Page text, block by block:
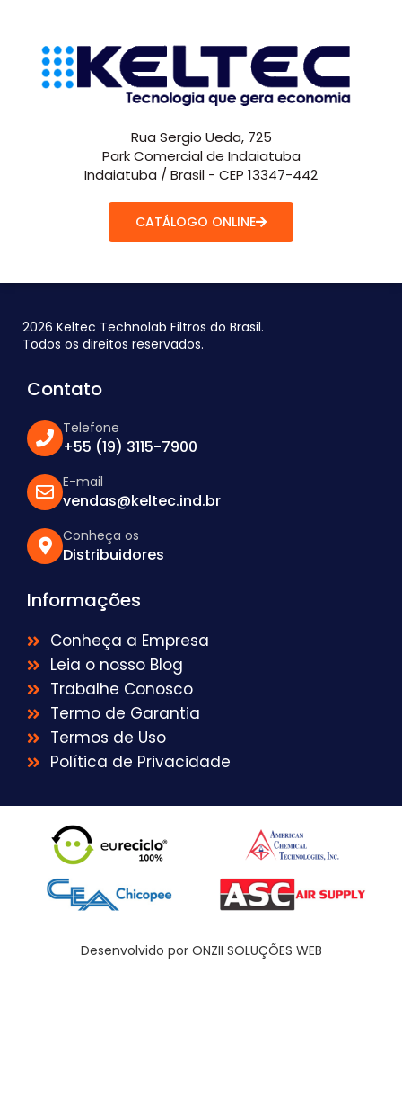
Rua Sergio Ueda, 725
Park Comercial de Indaiatuba
Indaiatuba / Brasil - CEP 13347-442
CATÁLOGO ONLINE
2026 Keltec Technolab Filtros do Brasil.
Todos os direitos reservados.
Contato
Telefone
+55 (19) 3115-7900
E-mail
vendas@keltec.ind.br
Conheça os
Distribuidores
Informações
Conheça a Empresa
Leia o nosso Blog
Trabalhe Conosco
Termo de Garantia
Termos de Uso
Política de Privacidade
Desenvolvido por ONZII SOLUÇÕES WEB